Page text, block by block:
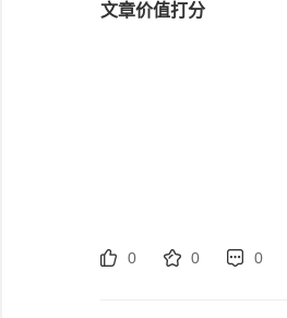
文章价值打分
0 0 0